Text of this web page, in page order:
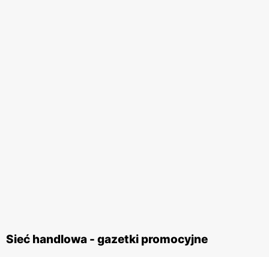
Sieć handlowa - gazetki promocyjne